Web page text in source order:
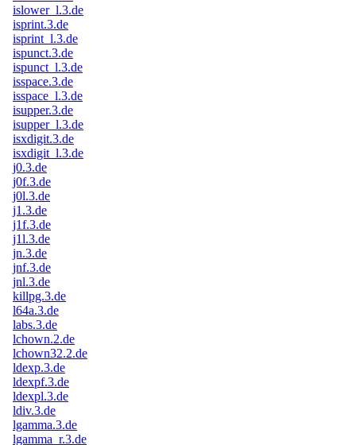
islower_l.3.de
isprint.3.de
isprint_l.3.de
ispunct.3.de
ispunct_l.3.de
isspace.3.de
isspace_l.3.de
isupper.3.de
isupper_l.3.de
isxdigit.3.de
isxdigit_l.3.de
j0.3.de
j0f.3.de
j0l.3.de
j1.3.de
j1f.3.de
j1l.3.de
jn.3.de
jnf.3.de
jnl.3.de
killpg.3.de
l64a.3.de
labs.3.de
lchown.2.de
lchown32.2.de
ldexp.3.de
ldexpf.3.de
ldexpl.3.de
ldiv.3.de
lgamma.3.de
lgamma_r.3.de